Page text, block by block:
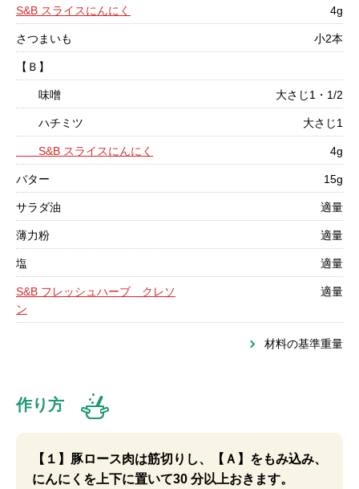
S&B スライスにんにく 4g
さつまいも 小2本
【Ｂ】
味噌 大さじ1・1/2
ハチミツ 大さじ1
S&B スライスにんにく 4g
バター 15g
サラダ油 適量
薄力粉 適量
塩 適量
S&B フレッシュハーブ クレソ
ン
適量
材料の基準重量
作り方
【１】豚ロース肉は筋切りし、【Ａ】をもみ込み、
にんにくを上下に置いて30 分以上おきます。